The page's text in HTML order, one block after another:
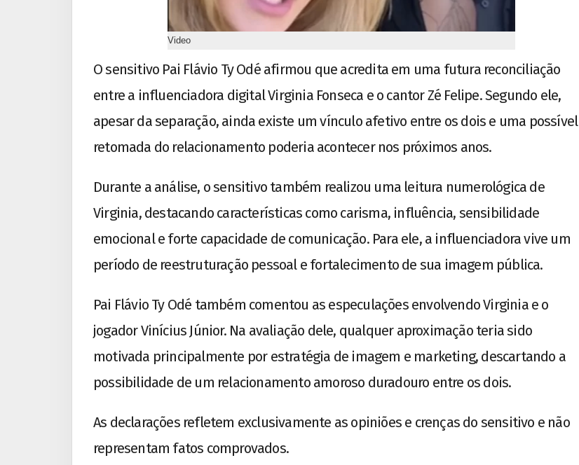
Video
O sensitivo Pai Flávio Ty Odé afirmou que acredita em uma futura reconciliação
entre a influenciadora digital Virginia Fonseca e o cantor Zé Felipe. Segundo ele,
apesar da separação, ainda existe um vínculo afetivo entre os dois e uma possível
retomada do relacionamento poderia acontecer nos próximos anos.
Durante a análise, o sensitivo também realizou uma leitura numerológica de
Virginia, destacando características como carisma, influência, sensibilidade
emocional e forte capacidade de comunicação. Para ele, a influenciadora vive um
período de reestruturação pessoal e fortalecimento de sua imagem pública.
Pai Flávio Ty Odé também comentou as especulações envolvendo Virginia e o
jogador Vinícius Júnior. Na avaliação dele, qualquer aproximação teria sido
motivada principalmente por estratégia de imagem e marketing, descartando a
possibilidade de um relacionamento amoroso duradouro entre os dois.
As declarações refletem exclusivamente as opiniões e crenças do sensitivo e não
representam fatos comprovados.